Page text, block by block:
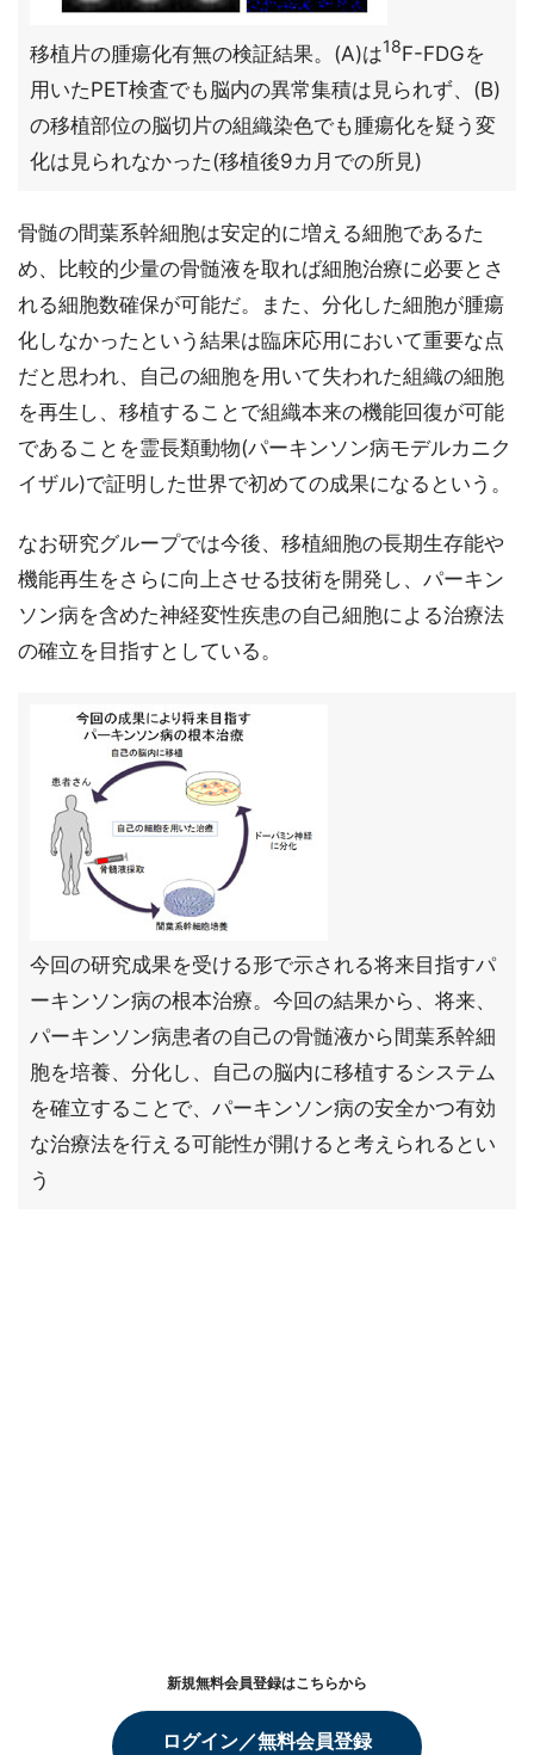
移植片の腫瘍化有無の検証結果。(A)は18F-FDGを
用いたPET検査でも脳内の異常集積は見られず、(B)
の移植部位の脳切片の組織染色でも腫瘍化を疑う変
化は見られなかった(移植後9カ月での所見)
骨髄の間葉系幹細胞は安定的に増える細胞であるた
め、比較的少量の骨髄液を取れば細胞治療に必要とさ
れる細胞数確保が可能だ。また、分化した細胞が腫瘍
化しなかったという結果は臨床応用において重要な点
だと思われ、自己の細胞を用いて失われた組織の細胞
を再生し、移植することで組織本来の機能回復が可能
であることを霊長類動物(パーキンソン病モデルカニク
イザル)で証明した世界で初めての成果になるという。
なお研究グループでは今後、移植細胞の長期生存能や
機能再生をさらに向上させる技術を開発し、パーキン
ソン病を含めた神経変性疾患の自己細胞による治療法
の確立を目指すとしている。
今回の研究成果を受ける形で示される将来目指すパ
ーキンソン病の根本治療。今回の結果から、将来、
パーキンソン病患者の自己の骨髄液から間葉系幹細
胞を培養、分化し、自己の脳内に移植するシステム
を確立することで、パーキンソン病の安全かつ有効
な治療法を行える可能性が開けると考えられるとい
う
新規無料会員登録はこちらから
ログイン／無料会員登録